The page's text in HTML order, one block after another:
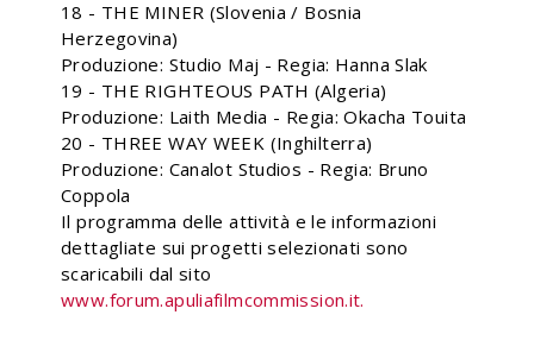
18 - THE MINER (Slovenia / Bosnia
Herzegovina)
Produzione: Studio Maj - Regia: Hanna Slak
19 - THE RIGHTEOUS PATH (Algeria)
Produzione: Laith Media - Regia: Okacha Touita
20 - THREE WAY WEEK (Inghilterra)
Produzione: Canalot Studios - Regia: Bruno
Coppola
Il programma delle attività e le informazioni
dettagliate sui progetti selezionati sono
scaricabili dal sito
www.forum.apuliafilmcommission.it.